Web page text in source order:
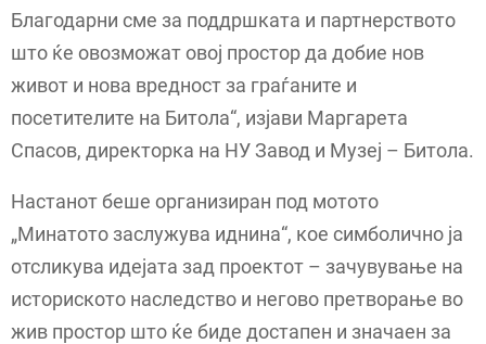
Благодарни сме за поддршката и партнерството
што ќе овозможат овој простор да добие нов
живот и нова вредност за граѓаните и
посетителите на Битола“, изјави Маргарета
Спасов, директорка на НУ Завод и Музеј – Битола.
Настанот беше организиран под мотото
„Минатото заслужува иднина“, кое симболично ја
отсликува идејата зад проектот – зачувување на
историското наследство и негово претворање во
жив простор што ќе биде достапен и значаен за